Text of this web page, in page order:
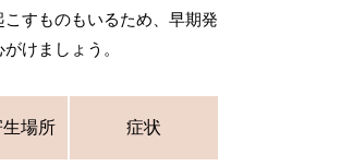
こすものもいるため、早期発
けましょう。
生場所 症状